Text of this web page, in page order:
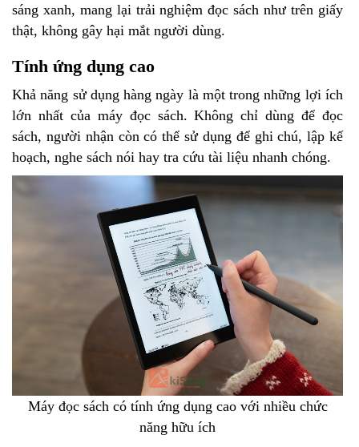
sáng xanh, mang lại trải nghiệm đọc sách như trên giấy
thật, không gây hại mắt người dùng.
Tính ứng dụng cao
Khả năng sử dụng hàng ngày là một trong những lợi ích
lớn nhất của máy đọc sách. Không chỉ dùng để đọc
sách, người nhận còn có thể sử dụng để ghi chú, lập kế
hoạch, nghe sách nói hay tra cứu tài liệu nhanh chóng.
Máy đọc sách có tính ứng dụng cao với nhiều chức
năng hữu ích